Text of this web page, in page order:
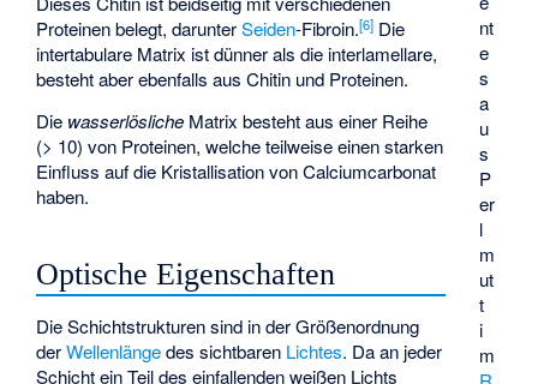
nt
e
s
a
u
s
P
er
l
m
ut
t
i
m
Proteinen belegt, darunterSeiden-Fibroin.[6] Die
intertabulare Matrix ist dünner als die interlamellare,
besteht aber ebenfalls aus Chitin und Proteinen.
Die wasserlösliche Matrix besteht aus einer Reihe
(> 10) von Proteinen, welche teilweise einen starken
Einfluss auf die Kristallisation von Calciumcarbonat
haben.
Optische Eigenschaften
Die Schichtstrukturen sind in der Größenordnung
derWellenlängedes sichtbaren Lichtes. Da an jeder
Schicht ein Teil des einfallenden weißen Lichts